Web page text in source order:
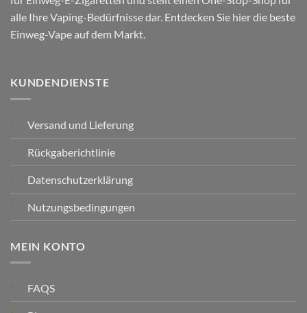
alle Ihre Vaping-Bedürfnisse dar. Entdecken Sie hier die beste
Einweg-Vape auf dem Markt.
KUNDENDIENSTE
Versand und Lieferung
Rückgaberichtlinie
Datenschutzerklärung
Nutzungsbedingungen
MEIN KONTO
FAQS